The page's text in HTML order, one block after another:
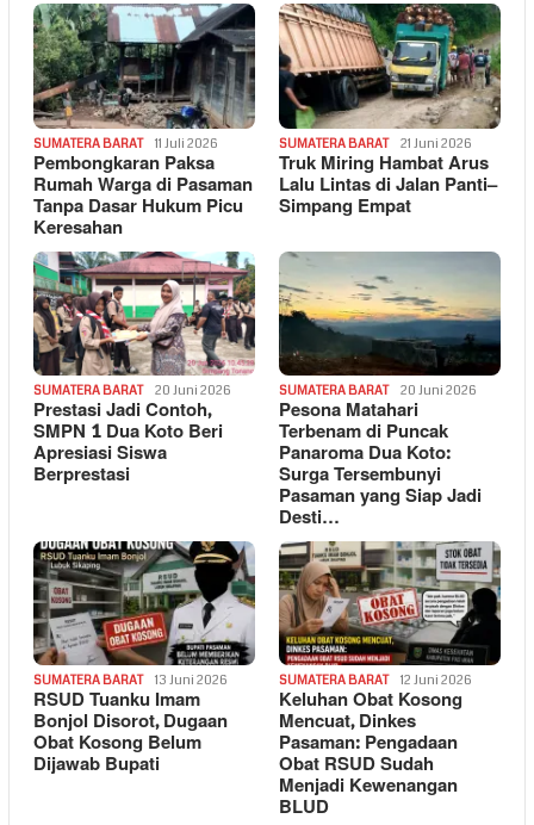
SUMATERA BARAT 11 Juli 2026
Pembongkaran Paksa
Rumah Warga di Pasaman
Tanpa Dasar Hukum Picu
Keresahan
SUMATERA BARAT 21 Juni 2026
Truk Miring Hambat Arus
Lalu Lintas di Jalan Panti–
Simpang Empat
SUMATERA BARAT 20 Juni 2026
Prestasi Jadi Contoh,
SMPN 1 Dua Koto Beri
Apresiasi Siswa
Berprestasi
SUMATERA BARAT 20 Juni 2026
Pesona Matahari
Terbenam di Puncak
Panaroma Dua Koto:
Surga Tersembunyi
Pasaman yang Siap Jadi
Desti…
SUMATERA BARAT 13 Juni 2026
RSUD Tuanku Imam
Bonjol Disorot, Dugaan
Obat Kosong Belum
Dijawab Bupati
SUMATERA BARAT 12 Juni 2026
Keluhan Obat Kosong
Mencuat, Dinkes
Pasaman: Pengadaan
Obat RSUD Sudah
Menjadi Kewenangan
BLUD